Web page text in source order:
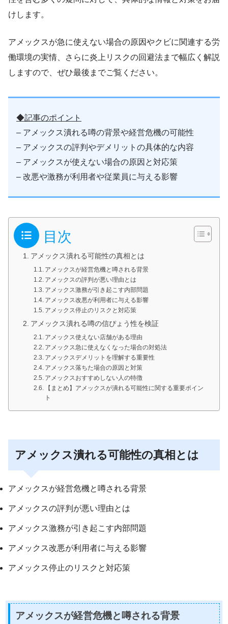
けします。
アメックスが急に使えない場合の原因やクビに関連する労
働環境の実情、さらに炎上リスクの回避法まで幅広く解説
しますので、ぜひ最後までご覧ください。
◆記事のポイント
– アメックス潰れる噂の背景や経営危機の可能性
– アメックスの評判やデメリットの具体的な内容
– アメックスが使えない場合の原因と対応策
– 改悪や激務が利用者や従業員に与える影響
目次
アメックス潰れる可能性の真相とは
アメックスが経営危機と噂される背景
アメックスの評判が悪い理由とは
アメックス激務が引き起こす内部問題
アメックス改悪が利用者に与える影響
アメックス停止のリスクと対応策
アメックス潰れる噂の信ぴょう性を検証
アメックス使えない店舗がある理由
アメックス急に使えなくなった場合の対処法
アメックスデメリットを理解する重要性
アメックス落ちた場合の原因と対策
アメックスおすすめしない人の特徴
【まとめ】アメックスが潰れる可能性に関する重要ポイン
ト
アメックス潰れる可能性の真相とは
アメックスが経営危機と噂される背景
アメックスの評判が悪い理由とは
アメックス激務が引き起こす内部問題
アメックス改悪が利用者に与える影響
アメックス停止のリスクと対応策
アメックスが経営危機と噂される背景